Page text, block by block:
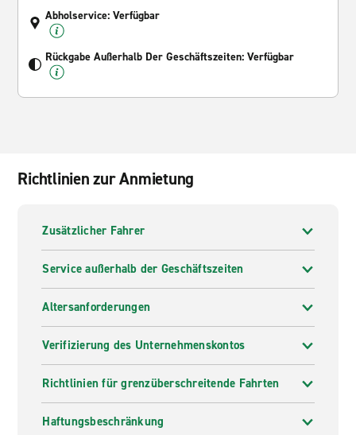
Abholservice: Verfügbar
Rückgabe Außerhalb Der Geschäftszeiten: Verfügbar
Richtlinien zur Anmietung
Zusätzlicher Fahrer
Service außerhalb der Geschäftszeiten
Altersanforderungen
Verifizierung des Unternehmenskontos
Richtlinien für grenzüberschreitende Fahrten
Haftungsbeschränkung